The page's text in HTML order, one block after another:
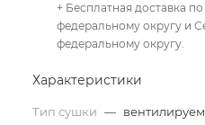
+ Бесплатная доставка
федеральному округу и
федеральному округу.
Характеристики
Тип сушки —